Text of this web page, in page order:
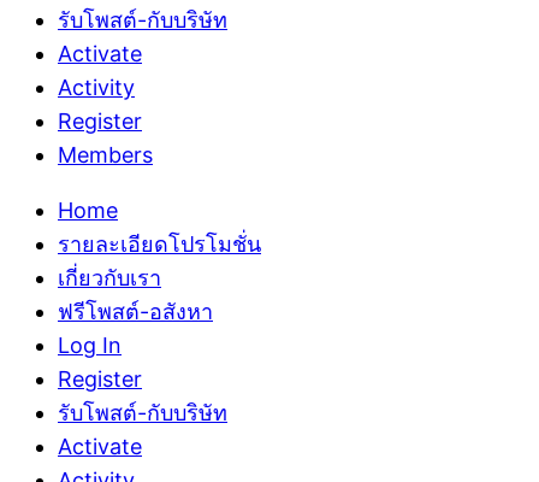
รับโพสต์-กับบริษัท
Activate
Activity
Register
Members
Home
รายละเอียดโปรโมชั่น
เกี่ยวกับเรา
ฟรีโพสต์-อสังหา
Log In
Register
รับโพสต์-กับบริษัท
Activate